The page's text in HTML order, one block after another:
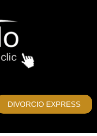
DIVORCIO EXPRESS